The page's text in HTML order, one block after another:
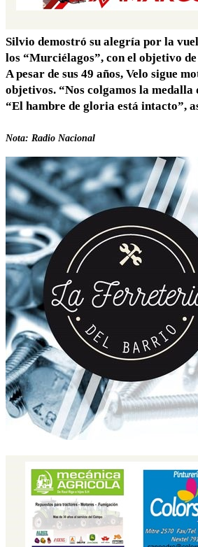
Silvio demostró su alegría por la
los “Murciélagos”, con el objetivo
A pesar de sus 49 años, Velo sigue
objetivos. “Nos colgamos la medalla
“El hambre de gloria está intacto”,
Nota: Radio Nacional